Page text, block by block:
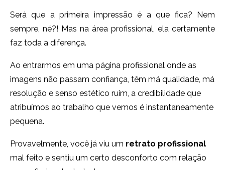
Será que a primeira impressão é a que fica? Nem
sempre, né?! Mas na área profissional, ela certamente
faz toda a diferença.
Ao entrarmos em uma página profissional onde as
imagens não passam confiança, têm má qualidade, má
resolução e senso estético ruim, a credibilidade que
atribuímos ao trabalho que vemos é instantaneamente
pequena.
Provavelmente, você já viu um retrato profissional
mal feito e sentiu um certo desconforto com relação